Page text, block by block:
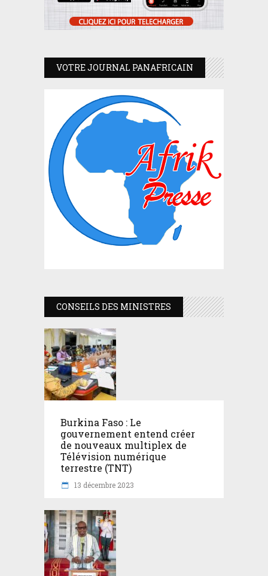
VOTRE JOURNAL PANAFRICAIN
CONSEILS DES MINISTRES
Burkina Faso : Le
gouvernement entend créer
de nouveaux multiplex de
Télévision numérique
terrestre (TNT)
13 décembre 2023